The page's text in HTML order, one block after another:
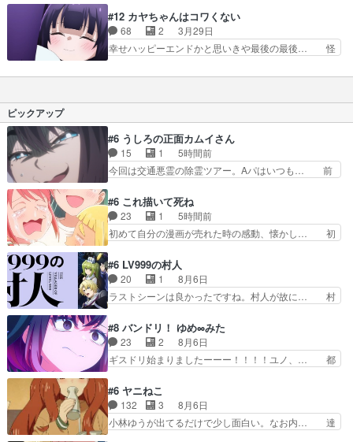
実が明らかになってきたね… カヤママンはどうや
って呪胎方法を知り、実… 真相へ近づくほどカヤ
ママが悍ましくなる身…
家の業の舞台裏ががっつり組み上げられ… 家の繁
栄の為に長女を除く娘達を犠牲にして…
┈┈┈┈┈┈┈┈┈┈┈┈┈┈ 最終話に… 胎
児を作るための鍵はへその緒。呪い殺した… ホラ
#12 カヤちゃんはコワくない
68 2
3月29日
幸せハッピーエンドかと思いきや最後の最後… 怪
家を恨んでいた母親の未来だったけど、… 実家絶
たです、ひとまず「母の闇」という… “未来”の名
学校に通わせて外の世界を経… 心残りはオカルト
好きそうなFFさんが視聴… チエ先生がずっと味
方でいてくれて良かった… おぢさんは今年はサン
タさんにはなりません…
ピックアップ
#6 うしろの正面カムイさん
15 1
5時間前
今回は交通悪霊の除霊ツアー。Aパはいつも… 前
はいつもと違って霊が大人しいなと思っ… 最後に
カムイさんを怪異と見間違え叫んでお… 交通系悪
霊除霊ツアー編！どっちが悪かよく… よく見ない
と気付けない2つのエピソードに… カムイとドラ
計14体の最多成仏回ジェッ… 元々ひどい（褒め
言葉）作品だけど６話はよ… 峠の霊を一掃するカ
ムイ悪霊視点だと除霊の…
#6 これ描いて死ね
23 1
5時間前
初めて自分の漫画が売れた時の感動、懐かし… 初
ティア開幕前でひちしきり受ける^^先…
「SEDESUのコミPo!日記」#496… 情熱の結晶が
受け入れられる時。望外の喜び… てっしーの過去
が入るからより一層感動する… てっしーの過去が
るからより一層感動する… てっしーの過去が入る
からより一層感動する… てっしーの過去が入るか
らより一層感動する…
#6 LV999の村人
20 1
8月6日
ラストシーンは良かったですね。村人が故に… 村
スと10年後に結婚の約束をした鏡ずっ… カジノ
スタッフ募集するも集まらない更に追… 王命でク
ルルの監視をすることになったデビ… 最強の村
人・鏡との出会いで少しは変わった… やはり何か
への恨みは根深そうやね姫を舐… 新キャラが登場
早々変態扱いされてる件。タ… まだまだお元気そ
うなお声で……不意打ち過…
#8 バンドリ！ ゆめ∞みた
23 2
8月6日
ギスドリ始まりましたーーー！！！！ユノ、… 都
復を見守っていかないと、ですね！！み… 開幕聞
き取りスタッフに定治いなかった？ま… ののちゃ
んのお手当てはお節介だったりする… ビオラの立
ち回り害悪すぎるお近づきの印が… ・律っちゃん
#6 ヤニねこ
132 3
8月6日
小林ゆうが出てるだけで少し面白い。なお内… 達